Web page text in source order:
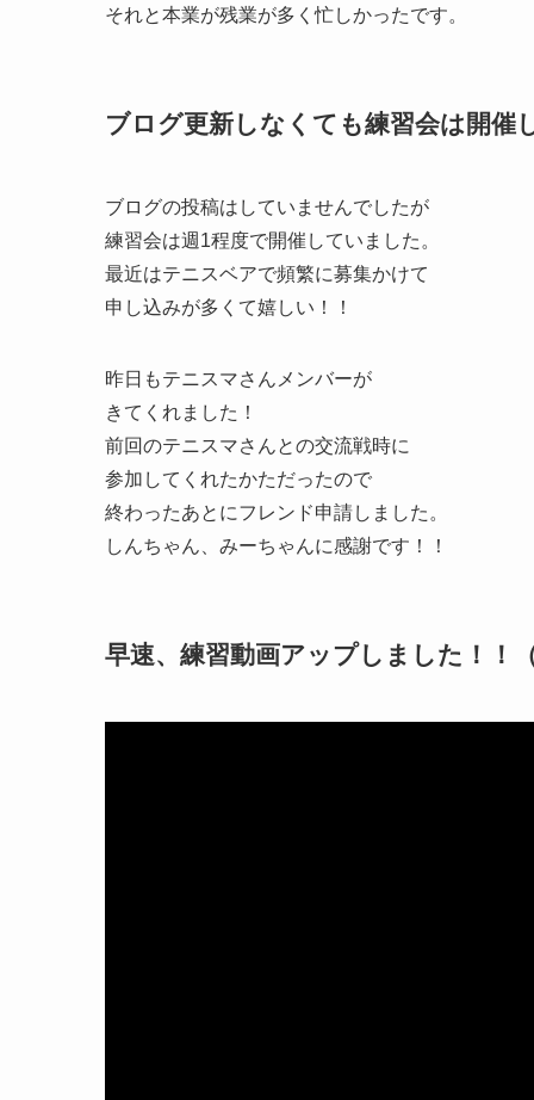
それと本業が残業が多く忙しかったです。
ブログ更新しなくても練習会は開催
ブログの投稿はしていませんでしたが
練習会は週1程度で開催していました。
最近はテニスベアで頻繁に募集かけて
申し込みが多くて嬉しい！！
昨日もテニスマさんメンバーが
きてくれました！
前回のテニスマさんとの交流戦時に
参加してくれたかただったので
終わったあとにフレンド申請しました。
しんちゃん、みーちゃんに感謝です！！
早速、練習動画アップしました！！